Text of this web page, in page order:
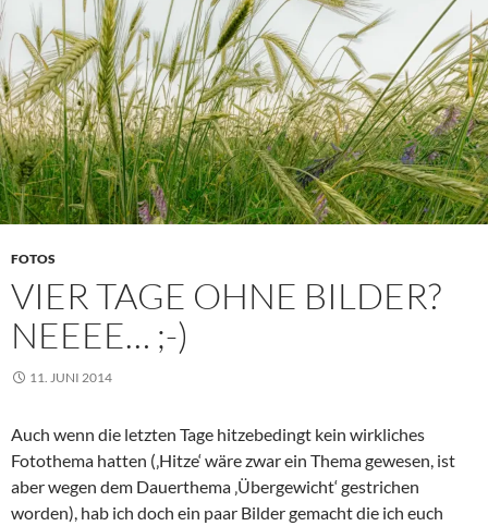
FOTOS
VIER TAGE OHNE BILDER?
NEEEE… ;-)
11. JUNI 2014
Auch wenn die letzten Tage hitzebedingt kein wirkliches
Fotothema hatten (‚Hitze‘ wäre zwar ein Thema gewesen, ist
aber wegen dem Dauerthema ‚Übergewicht‘ gestrichen
worden), hab ich doch ein paar Bilder gemacht die ich euch